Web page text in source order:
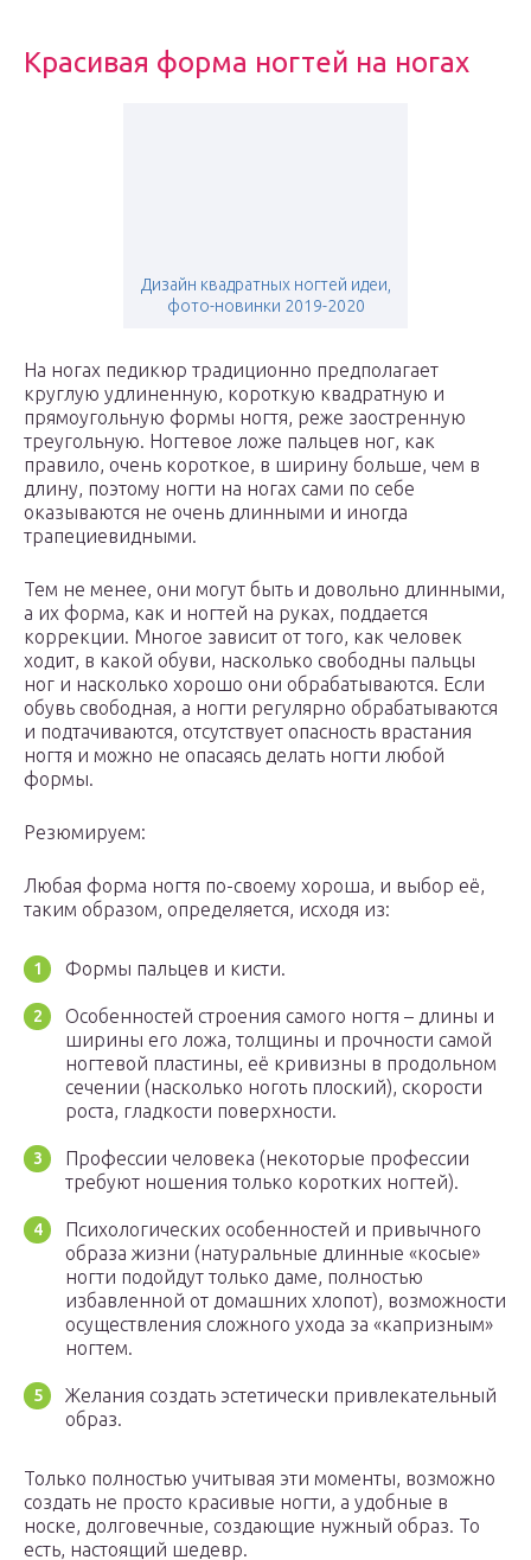
Красивая форма ногтей на ногах
Дизайн квадратных ногтей идеи,
фото-новинки 2019-2020
На ногах педикюр традиционно предполагает
круглую удлиненную, короткую квадратную и
прямоугольную формы ногтя, реже заостренную
треугольную. Ногтевое ложе пальцев ног, как
правило, очень короткое, в ширину больше, чем в
длину, поэтому ногти на ногах сами по себе
оказываются не очень длинными и иногда
трапециевидными.
Тем не менее, они могут быть и довольно длинными,
а их форма, как и ногтей на руках, поддается
коррекции. Многое зависит от того, как человек
ходит, в какой обуви, насколько свободны пальцы
ног и насколько хорошо они обрабатываются. Если
обувь свободная, а ногти регулярно обрабатываются
и подтачиваются, отсутствует опасность врастания
ногтя и можно не опасаясь делать ногти любой
формы.
Резюмируем:
Любая форма ногтя по-своему хороша, и выбор её,
таким образом, определяется, исходя из:
Формы пальцев и кисти.
Особенностей строения самого ногтя – длины и
ширины его ложа, толщины и прочности самой
ногтевой пластины, её кривизны в продольном
сечении (насколько ноготь плоский), скорости
роста, гладкости поверхности.
Профессии человека (некоторые профессии
требуют ношения только коротких ногтей).
Психологических особенностей и привычного
образа жизни (натуральные длинные «косые»
ногти подойдут только даме, полностью
избавленной от домашних хлопот), возможности
осуществления сложного ухода за «капризным»
ногтем.
Желания создать эстетически привлекательный
образ.
Только полностью учитывая эти моменты, возможно
создать не просто красивые ногти, а удобные в
носке, долговечные, создающие нужный образ. То
есть, настоящий шедевр.